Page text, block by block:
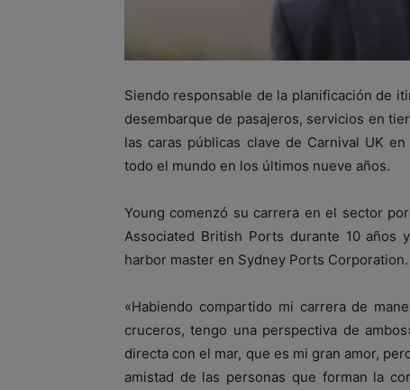
Siendo responsable de la planificación de
desembarque de pasajeros, servicios en
las caras públicas clave de Carnival UK
todo el mundo en los últimos nueve años.
Young comenzó su carrera en el sector
Associated British Ports durante 10
harbor master en Sydney Ports Corporation.
«Habiendo compartido mi carrera de
cruceros, tengo una perspectiva de
directa con el mar, que es mi gran amor,
amistad de las personas que forman la